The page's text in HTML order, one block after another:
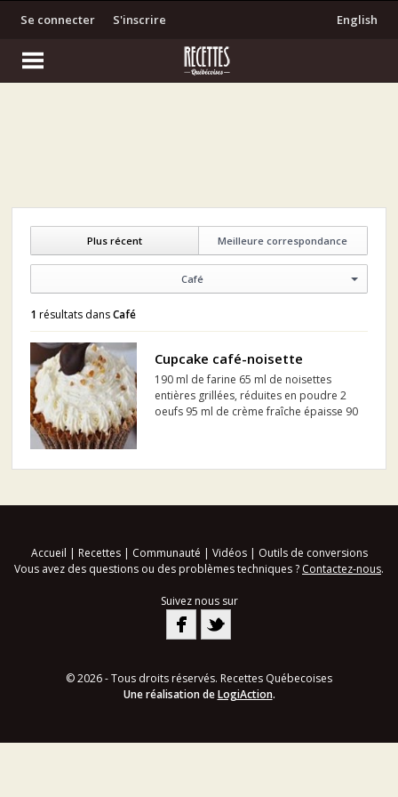
S'inscrire
Se connecter English
Meilleure correspondance
Plus récent
Café
1 résultats dansCafé
Cupcake café-noisette
190 ml de farine 65 ml de noisettes
entières grillées, réduites en poudre 2
oeufs 95 ml de crème fraîche épaisse 90
Accueil | Recettes| Communauté | Vidéos| Outils de conversions
Vous avez des questions ou des problèmes techniques ? Contactez-nous.
Suivez nous sur
© 2026 - Tous droits réservés. Recettes Québecoises
Une réalisation deLogiAction.